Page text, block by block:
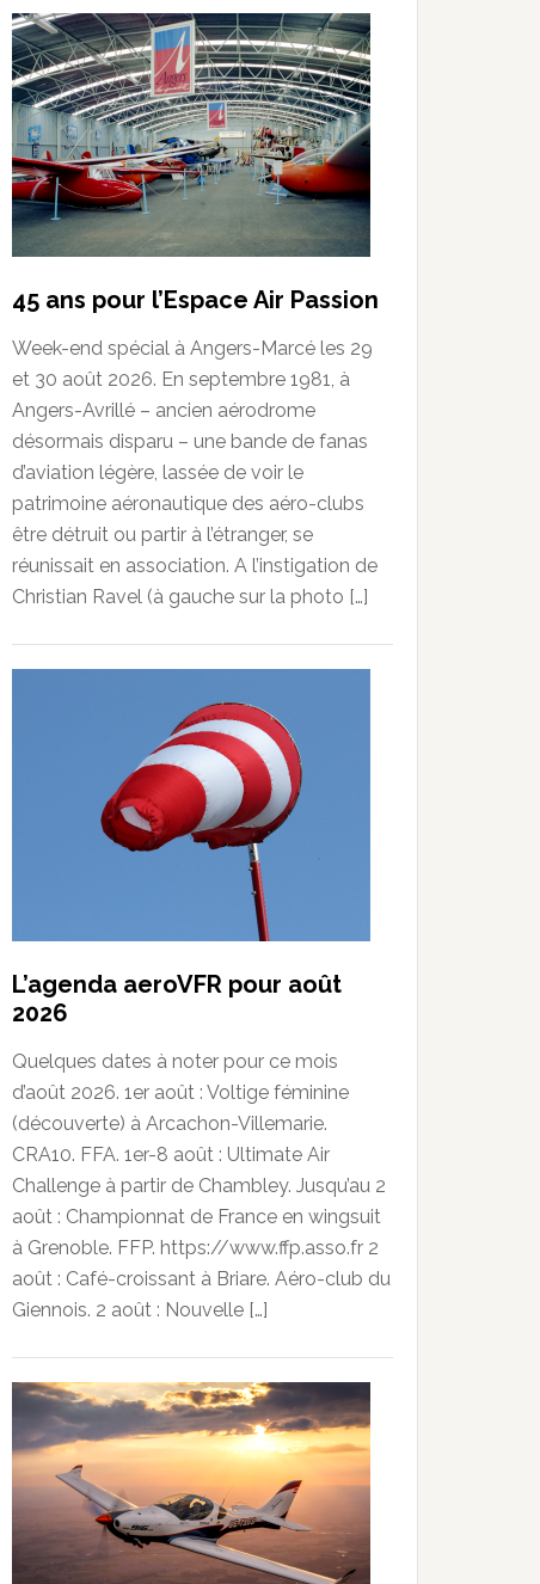
45 ans pour l’Espace Air Passion
Week-end spécial à Angers-Marcé les 29
et 30 août 2026. En septembre 1981, à
Angers-Avrillé – ancien aérodrome
désormais disparu – une bande de fanas
d’aviation légère, lassée de voir le
patrimoine aéronautique des aéro-clubs
être détruit ou partir à l’étranger, se
réunissait en association. A l’instigation de
Christian Ravel (à gauche sur la photo […]
L’agenda aeroVFR pour août
2026
Quelques dates à noter pour ce mois
d’août 2026. 1er août : Voltige féminine
(découverte) à Arcachon-Villemarie.
CRA10. FFA. 1er-8 août : Ultimate Air
Challenge à partir de Chambley. Jusqu’au 2
août : Championnat de France en wingsuit
à Grenoble. FFP. https://www.ffp.asso.fr 2
août : Café-croissant à Briare. Aéro-club du
Giennois. 2 août : Nouvelle […]